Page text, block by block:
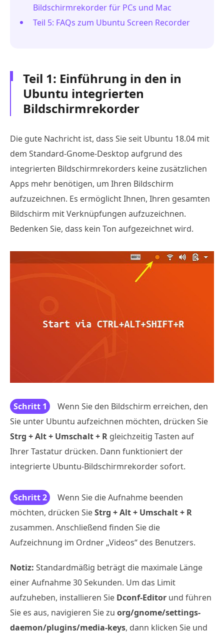
Bildschirmrekorder für PCs und Mac
Teil 5: FAQs zum Ubuntu Screen Recorder
Teil 1: Einführung in den in
Ubuntu integrierten
Bildschirmrekorder
Die gute Nachricht ist, dass Sie seit Ubuntu 18.04 mit
dem Standard-Gnome-Desktop aufgrund des
integrierten Bildschirmrekorders keine zusätzlichen
Apps mehr benötigen, um Ihren Bildschirm
aufzuzeichnen. Es ermöglicht Ihnen, Ihren gesamten
Bildschirm mit Verknüpfungen aufzuzeichnen.
Bedenken Sie, dass kein Ton aufgezeichnet wird.
Schritt 1
Wenn Sie den Bildschirm erreichen, den
Sie unter Ubuntu aufzeichnen möchten, drücken Sie
Strg + Alt + Umschalt + R gleichzeitig Tasten auf
Ihrer Tastatur drücken. Dann funktioniert der
integrierte Ubuntu-Bildschirmrekorder sofort.
Schritt 2
Wenn Sie die Aufnahme beenden
möchten, drücken SieStrg + Alt + Umschalt + R
zusammen. Anschließend finden Sie die
Aufzeichnung im Ordner „Videos“ des Benutzers.
Notiz: Standardmäßig beträgt die maximale Länge
einer Aufnahme 30 Sekunden. Um das Limit
aufzuheben, installieren Sie Dconf-Editor und führen
Sie es aus, navigieren Sie zu org/gnome/settings-
daemon/plugins/media-keys, dann klicken Sie und